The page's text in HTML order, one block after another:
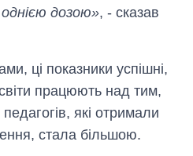
дозою», - сказав
ці показники успішні,
працюють над тим,
педагогів, які отримали
стала більшою.
Від 1 місяця – до 5
років: хто і як
довго обіймав